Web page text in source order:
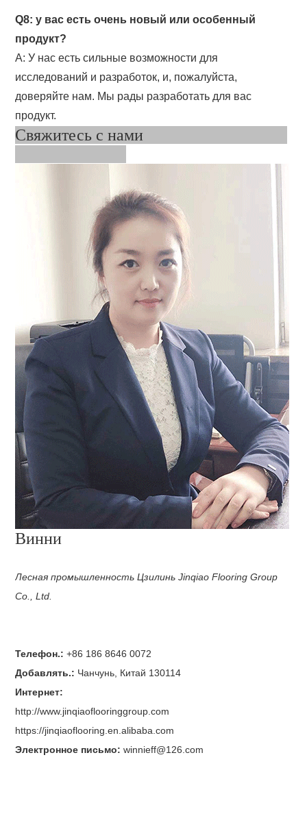
Q8: у вас есть очень новый или особенный
продукт?
A: У нас есть сильные возможности для
исследований и разработок, и, пожалуйста,
доверяйте нам. Мы рады разработать для вас
продукт.
Свяжитесь с нами
Винни
Лесная промышленность Цзилинь Jinqiao Flooring Group
Co., Ltd.
Телефон.:+86 186 8646 0072
Добавлять.: Чанчунь, Китай 130114
Интернет:
http://www.jinqiaoflooringgroup.com
https://jinqiaoflooring.en.alibaba.com
Электронное письмо:winnieff@126.com